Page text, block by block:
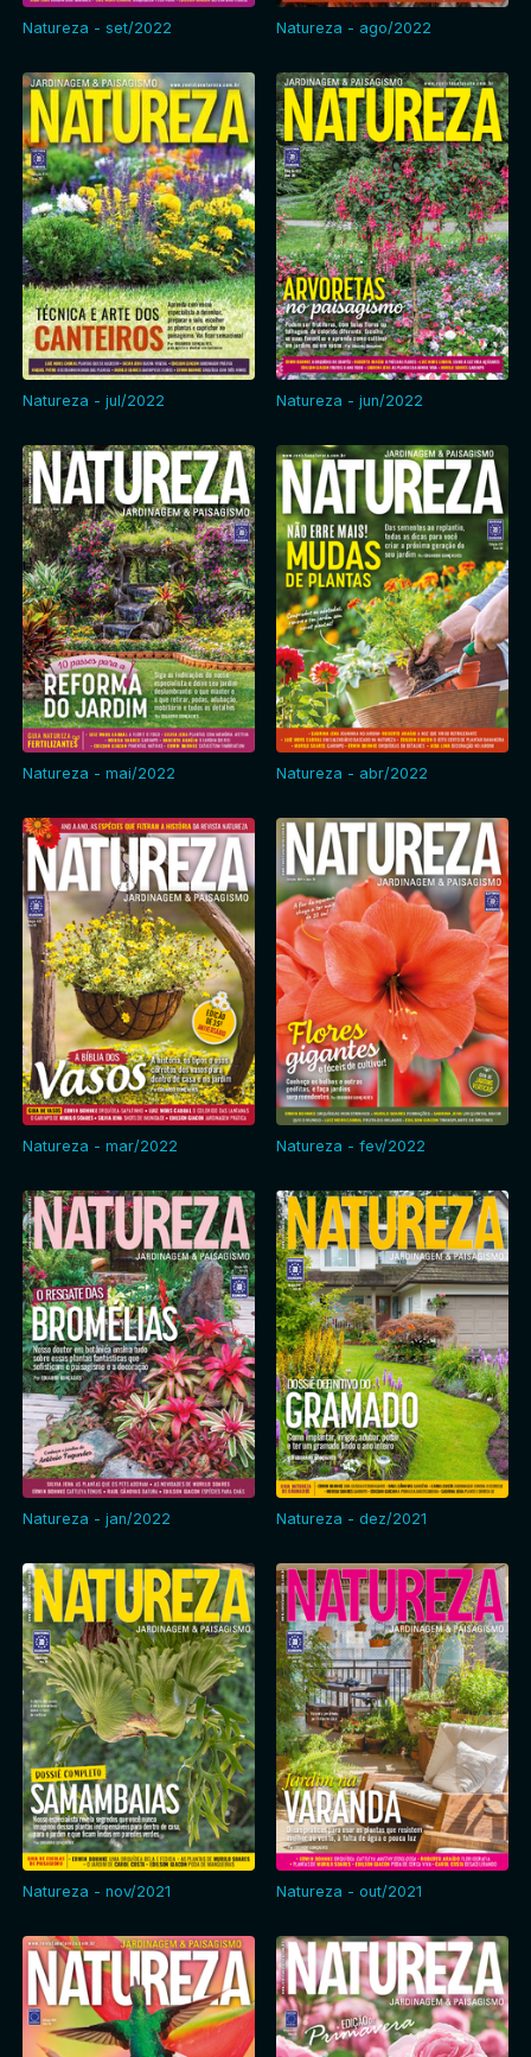
Natureza - set/2022 Natureza - ago/2022
Natureza - jul/2022 Natureza - jun/2022
Natureza - mai/2022 Natureza - abr/2022
Natureza - mar/2022 Natureza - fev/2022
Natureza - jan/2022 Natureza - dez/2021
Natureza - nov/2021 Natureza - out/2021